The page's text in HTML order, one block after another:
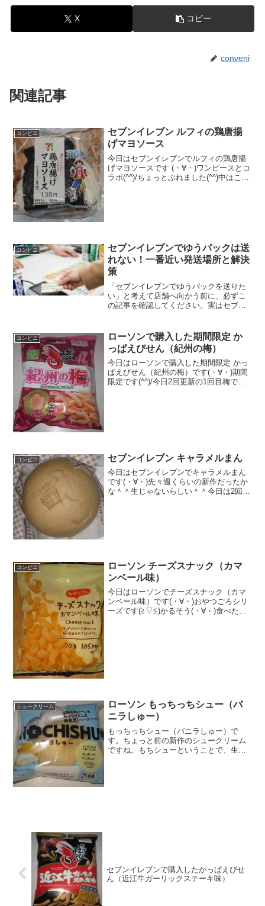
X コピー
conveni
関連記事
コンビニ
セブンイレブン ルフィの鶏唐揚
げマヨソース
今日はセブンイレブンでルフィの鶏唐揚
げマヨソースです (・∀・)ワンピースとコ
ラボ(^^)/ちょっとぶれました(^^)中はこん
コンビニ
セブンイレブンでゆうパックは送
れない！一番近い発送場所と解決
策
「セブンイレブンでゆうパックを送りた
い」と考えて店舗へ向かう前に、必ずこ
の記事を確認してください。実はセブン
ンイレブンとゆうパックのサービスの違
いや、メルカリ便を間違えた時の対処
法、そしてサイズ別のお得な使い分け術
を分かりやすく解説します。
コンビニ
ローソンで購入した期間限定 か
っぱえびせん（紀州の梅）
今日はローソンで購入した期間限定 かっ
ぱえびせん（紀州の梅）です(・∀・)期間
限定です(^^)/今日2回更新の1回目梅です
コンビニ セブンイレブン キャラメルまん
今日はセブンイレブンでキャラメルまん
です(・∀・)先々週くらいの新作だったか
な＾＾生じゃないらしい＾＾今日は2回更
コンビニ
ローソン チーズスナック（カマ
ンベール味）
今日はローソンでチーズスナック（カマ
ンベール味）です(・∀・)おやつごろシリ
ーズです(≧▽≦)かるそう(・∀・)食べた評
シュークリーム
ローソン もっちっちシュー（バ
ニラしゅー）
もっちっちシュー（バニラしゅー）で
す。ちょっと前の新作のシュークリーム
ですね。もちシューということで、生地
セブンイレブンで購入したかっぱえびせ
ん（近江牛ガーリックステーキ味）